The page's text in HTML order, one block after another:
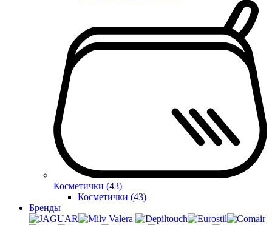
Косметички (43)
Косметички (43)
Бренды
Valera